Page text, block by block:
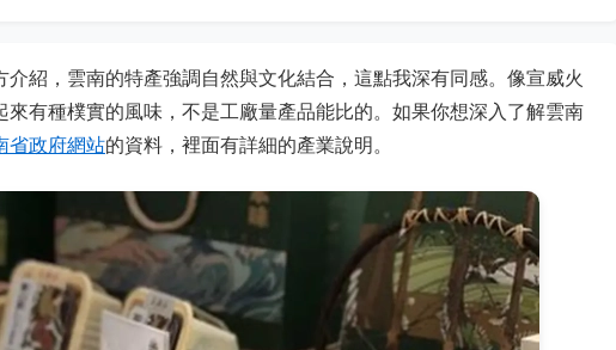
紹，雲南的特產強調自然與文化結合，這點我深有同感。像宣威火
來有種樸實的風味，不是工廠量產品能比的。如果你想深入了解雲南
省政府網站的資料，裡面有詳細的產業說明。